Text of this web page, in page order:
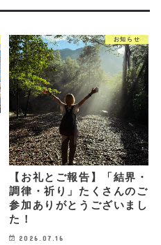
お知らせ
【お礼とご報告】「結界・
調律・祈り」たくさんのご
参加ありがとうございまし
た！
2026.07.16